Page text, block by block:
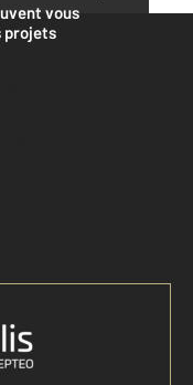
vous
projets